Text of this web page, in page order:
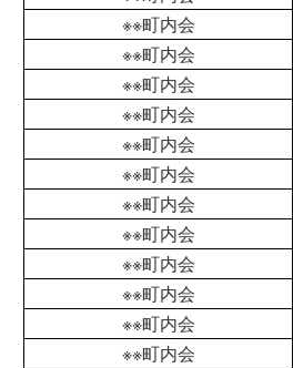
※※町内会
※※町内会
※※町内会
※※町内会
※※町内会
※※町内会
※※町内会
※※町内会
※※町内会
※※町内会
※※町内会
※※町内会